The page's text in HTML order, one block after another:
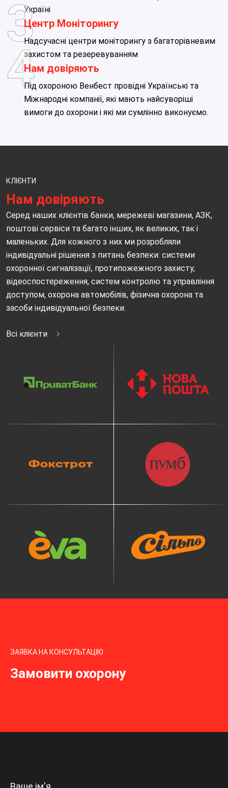
Україні
Центр Моніторингу
Надсучасні центри моніторингу з багаторівневим
захистом та резеревуванням
Нам довіряють
Під охороною Венбест провідні Українські та
Міжнародні компанії, які мають найсуворіші
вимоги до охорони і які ми сумлінно виконуємо.
КЛІЄНТИ
Нам довіряють
Серед наших клієнтів банки, мережеві магазини, АЗК,
поштові сервіси та багато інших, як великих, так і
маленьких. Для кожного з них ми розробляли
індивідуальні рішення з питань безпеки: системи
охоронної сигналізації, протипожежного захисту,
відеоспостереження, систем контролю та управління
доступом, охорона автомобілів, фізична охорона та
засоби індивідуальної безпеки.
Всі клієнти
ЗАЯВКА НА КОНСУЛЬТАЦІЮ
Замовити охорону